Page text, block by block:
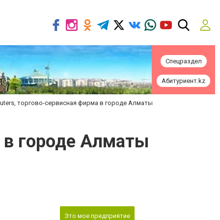
Спецраздел
Абитуриент.kz
торгово-сервисная фирма в городе Алматы
в городе Алматы
Это мое предприятие